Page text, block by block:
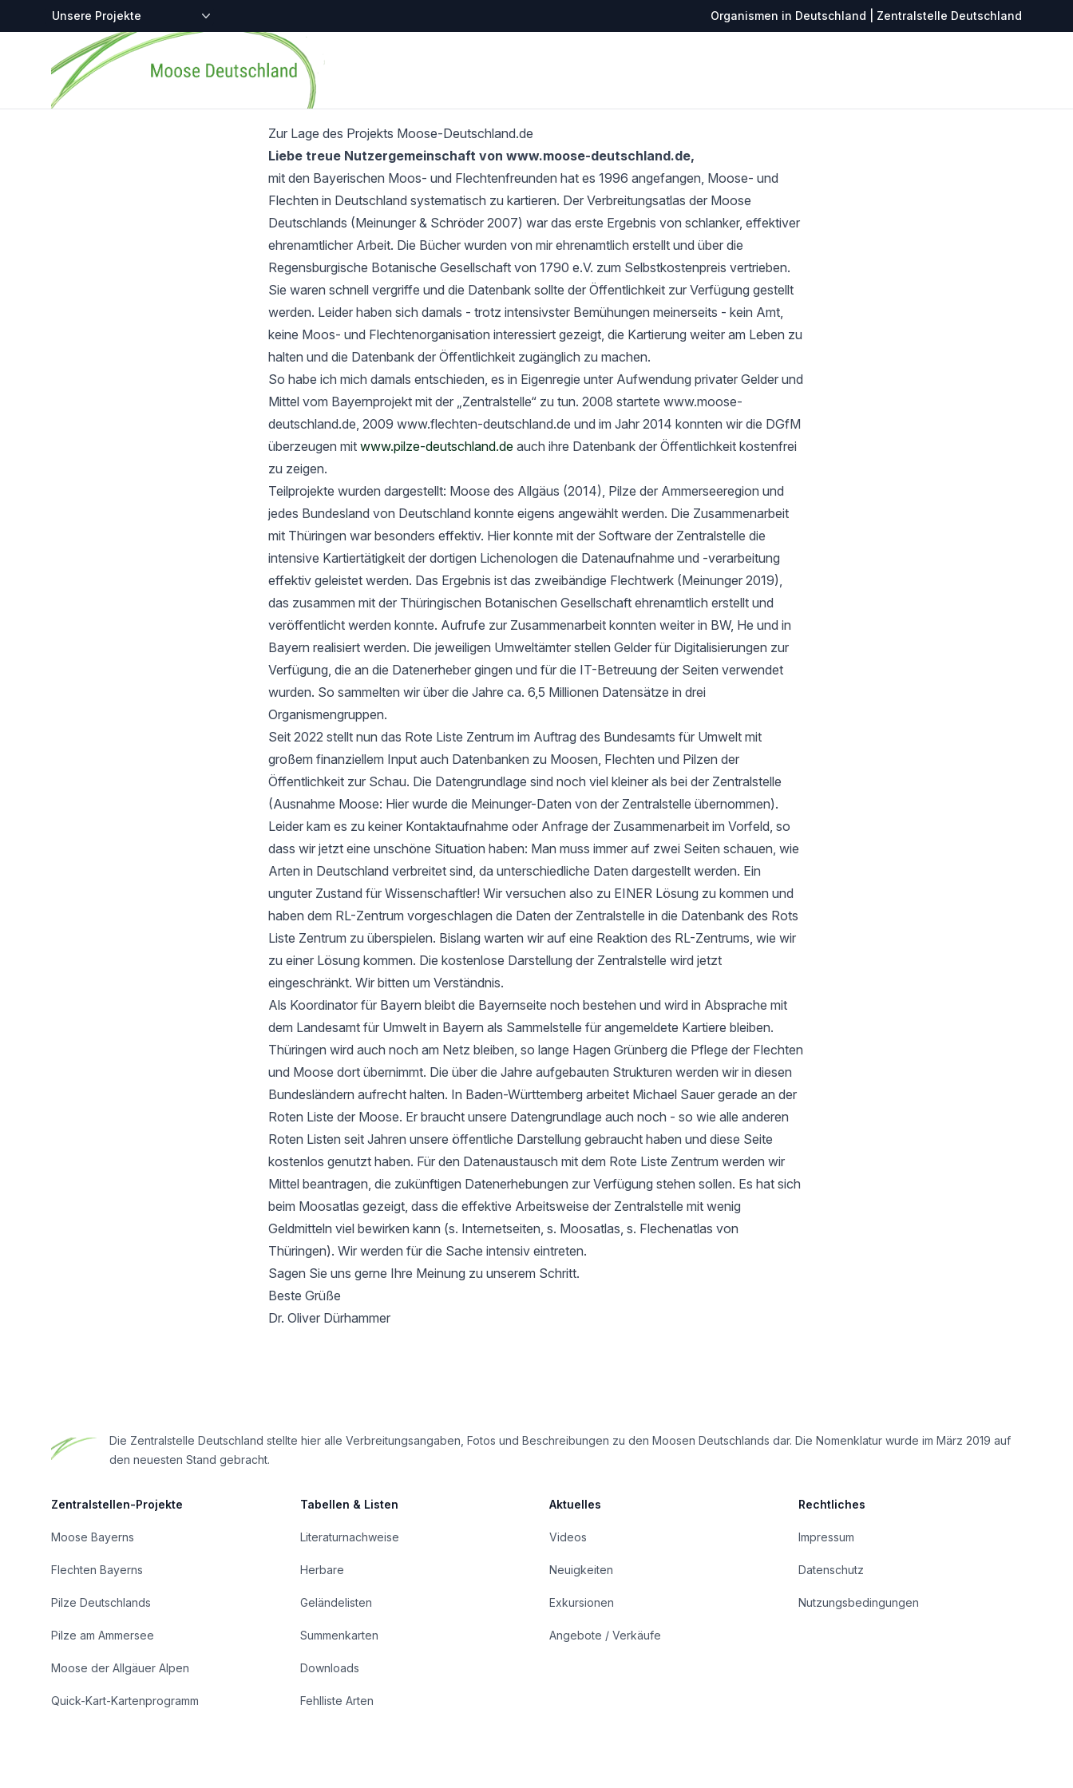
Zentralstellen-Projekte Organismen in Deutschland | Zentralstelle Deutschland
Startseite
Zur Lage des Projekts Moose-Deutschland.de
Liebe treue Nutzergemeinschaft von www.moose-deutschland.de,
mit den Bayerischen Moos- und Flechtenfreunden hat es 1996 angefangen, Moose- und
Flechten in Deutschland systematisch zu kartieren. Der Verbreitungsatlas der Moose
Deutschlands (Meinunger & Schröder 2007) war das erste Ergebnis von schlanker, effektiver
ehrenamtlicher Arbeit. Die Bücher wurden von mir ehrenamtlich erstellt und über die
Regensburgische Botanische Gesellschaft von 1790 e.V. zum Selbstkostenpreis vertrieben.
Sie waren schnell vergriffe und die Datenbank sollte der Öffentlichkeit zur Verfügung gestellt
werden. Leider haben sich damals - trotz intensivster Bemühungen meinerseits - kein Amt,
keine Moos- und Flechtenorganisation interessiert gezeigt, die Kartierung weiter am Leben zu
halten und die Datenbank der Öffentlichkeit zugänglich zu machen.
So habe ich mich damals entschieden, es in Eigenregie unter Aufwendung privater Gelder und
Mittel vom Bayernprojekt mit der „Zentralstelle“ zu tun. 2008 startete www.moose-
deutschland.de, 2009 www.flechten-deutschland.de und im Jahr 2014 konnten wir die DGfM
überzeugen mit www.pilze-deutschland.de auch ihre Datenbank der Öffentlichkeit kostenfrei
zu zeigen.
Teilprojekte wurden dargestellt: Moose des Allgäus (2014), Pilze der Ammerseeregion und
jedes Bundesland von Deutschland konnte eigens angewählt werden. Die Zusammenarbeit
mit Thüringen war besonders effektiv. Hier konnte mit der Software der Zentralstelle die
intensive Kartiertätigkeit der dortigen Lichenologen die Datenaufnahme und -verarbeitung
effektiv geleistet werden. Das Ergebnis ist das zweibändige Flechtwerk (Meinunger 2019),
das zusammen mit der Thüringischen Botanischen Gesellschaft ehrenamtlich erstellt und
veröffentlicht werden konnte. Aufrufe zur Zusammenarbeit konnten weiter in BW, He und in
Bayern realisiert werden. Die jeweiligen Umweltämter stellen Gelder für Digitalisierungen zur
Verfügung, die an die Datenerheber gingen und für die IT-Betreuung der Seiten verwendet
wurden. So sammelten wir über die Jahre ca. 6,5 Millionen Datensätze in drei
Organismengruppen.
Seit 2022 stellt nun das Rote Liste Zentrum im Auftrag des Bundesamts für Umwelt mit
großem finanziellem Input auch Datenbanken zu Moosen, Flechten und Pilzen der
Öffentlichkeit zur Schau. Die Datengrundlage sind noch viel kleiner als bei der Zentralstelle
(Ausnahme Moose: Hier wurde die Meinunger-Daten von der Zentralstelle übernommen).
Leider kam es zu keiner Kontaktaufnahme oder Anfrage der Zusammenarbeit im Vorfeld, so
dass wir jetzt eine unschöne Situation haben: Man muss immer auf zwei Seiten schauen, wie
Arten in Deutschland verbreitet sind, da unterschiedliche Daten dargestellt werden. Ein
unguter Zustand für Wissenschaftler! Wir versuchen also zu EINER Lösung zu kommen und
haben dem RL-Zentrum vorgeschlagen die Daten der Zentralstelle in die Datenbank des Rots
Liste Zentrum zu überspielen. Bislang warten wir auf eine Reaktion des RL-Zentrums, wie wir
zu einer Lösung kommen. Die kostenlose Darstellung der Zentralstelle wird jetzt
eingeschränkt. Wir bitten um Verständnis.
Als Koordinator für Bayern bleibt die Bayernseite noch bestehen und wird in Absprache mit
dem Landesamt für Umwelt in Bayern als Sammelstelle für angemeldete Kartiere bleiben.
Thüringen wird auch noch am Netz bleiben, so lange Hagen Grünberg die Pflege der Flechten
und Moose dort übernimmt. Die über die Jahre aufgebauten Strukturen werden wir in diesen
Bundesländern aufrecht halten. In Baden-Württemberg arbeitet Michael Sauer gerade an der
Roten Liste der Moose. Er braucht unsere Datengrundlage auch noch - so wie alle anderen
Roten Listen seit Jahren unsere öffentliche Darstellung gebraucht haben und diese Seite
kostenlos genutzt haben. Für den Datenaustausch mit dem Rote Liste Zentrum werden wir
Mittel beantragen, die zukünftigen Datenerhebungen zur Verfügung stehen sollen. Es hat sich
beim Moosatlas gezeigt, dass die effektive Arbeitsweise der Zentralstelle mit wenig
Geldmitteln viel bewirken kann (s. Internetseiten, s. Moosatlas, s. Flechenatlas von
Thüringen). Wir werden für die Sache intensiv eintreten.
Sagen Sie uns gerne Ihre Meinung zu unserem Schritt.
Beste Grüße
Dr. Oliver Dürhammer
Die Zentralstelle Deutschland stellte hier alle Verbreitungsangaben, Fotos und Beschreibungen zu den Moosen Deutschlands dar. Die Nomenklatur wurde im März 2019 auf
den neuesten Stand gebracht.
Zentralstellen-Projekte
Moose Bayerns
Flechten Bayerns
Pilze Deutschlands
Pilze am Ammersee
Moose der Allgäuer Alpen
Quick-Kart-Kartenprogramm
Tabellen & Listen
Literaturnachweise
Herbare
Geländelisten
Summenkarten
Downloads
Fehlliste Arten
Aktuelles
Videos
Neuigkeiten
Exkursionen
Angebote / Verkäufe
Rechtliches
Impressum
Datenschutz
Nutzungsbedingungen